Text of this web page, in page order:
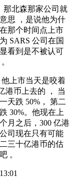
那北森那家公司就
思 ，是说他为什
那个时间点上市
为 SARS 公司在国
看到是不被认可
他上市当天是咬着
港币上去的 ， 当
天跌 50%， 第二
30%。他现在上
月之后，300 亿港
司现在只有可能
三十亿港币的估
。
13:01